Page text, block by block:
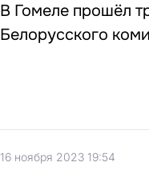
В Гомеле прошёл
Белорусского
16 ноября 2023 19:54